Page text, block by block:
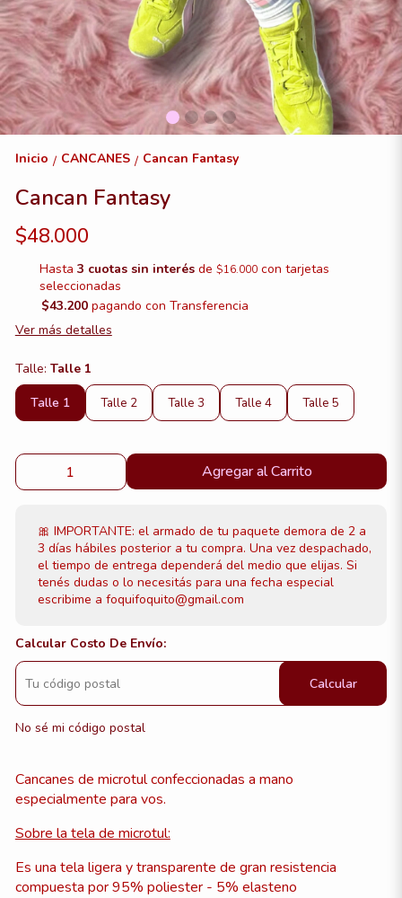
Inicio / CANCANES / Cancan Fantasy
Cancan Fantasy
$48.000
Hasta3 cuotas sin interés de$16.000 con tarjetas
seleccionadas
$43.200pagando con Transferencia
Ver más detalles
Talle: Talle 1
Talle 1
Talle 2 Talle 3 Talle 4 Talle 5
Agregar al Carrito
🎀 IMPORTANTE: el armado de tu paquete demora de 2 a
3 días hábiles posterior a tu compra. Una vez despachado,
el tiempo de entrega dependerá del medio que elijas. Si
tenés dudas o lo necesitás para una fecha especial
escribime a foquifoquito@gmail.com
Calcular Costo De Envío:
Calcular
No sé mi código postal
Cancanes de microtul confeccionadas a mano
especialmente para vos.
Sobre la tela de microtul:
Es una tela ligera y transparente de gran resistencia
compuesta por 95% poliester - 5% elasteno